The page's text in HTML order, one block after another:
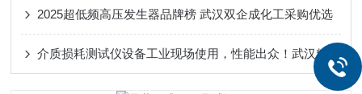
2025超低频高压发生器品牌榜 武汉双企成化工采购优选